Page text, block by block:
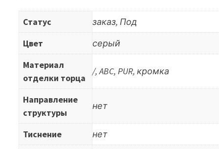
Статус
заказ, Под
Цвет
серый
Материал
отделки торца
/, ABC, PUR, кромка
Направление
структуры
нет
Тиснение
нет